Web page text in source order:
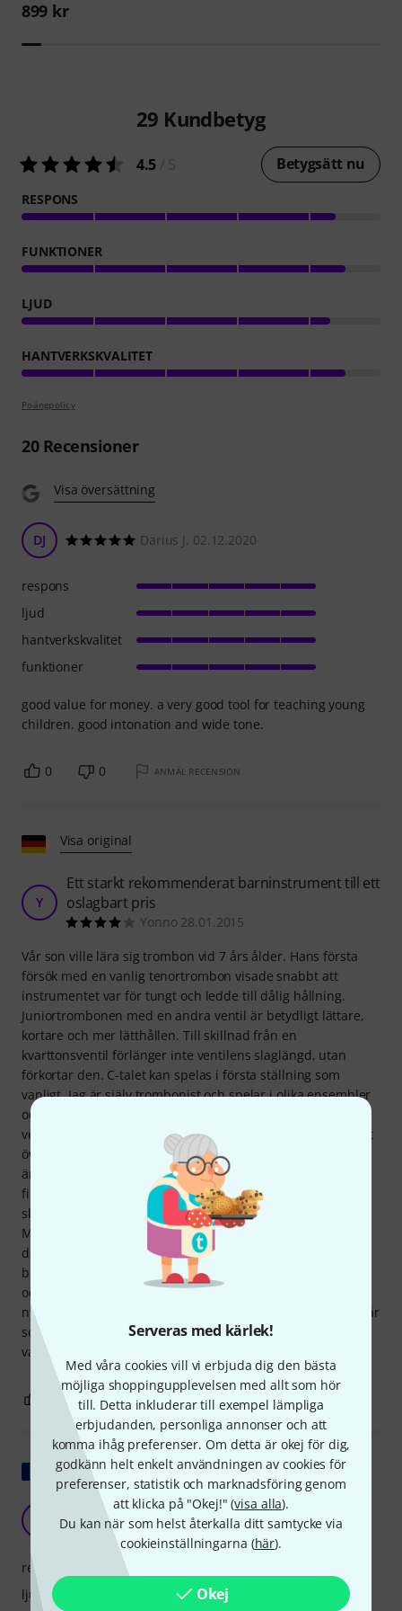
Serveras med kärlek!
Med våra cookies vill vi erbjuda dig den bästa
möjliga shoppingupplevelsen med allt som hör
till. Detta inkluderar till exempel lämpliga
erbjudanden, personliga annonser och att
komma ihåg preferenser. Om detta är okej för dig,
godkänn helt enkelt användningen av cookies för
preferenser, statistik och marknadsföring genom
att klicka på "Okej!" (visa alla).
Du kan när som helst återkalla ditt samtycke via
cookieinställningarna (här).
Okej
899 kr
29 Kundbetyg
4.5 Betygsätt nu
RESPONS
FUNKTIONER
LJUD
HANTVERKSKVALITET
Poängpolicy
20Recensioner
Visa översättning
DJ Darius J. 02.12.2020
good value for money. a very good tool for teaching young
children. good intonation and wide tone.
respons
ljud
hantverkskvalitet
funktioner
0 0 ANMÄL RECENSION
Visa original
Y
Ett starkt rekommenderat barninstrument till ett
oslagbart pris
Yonno 28.01.2015
Vår son ville lära sig trombon vid 7 års ålder. Hans första
försök med en vanlig tenortrombon visade snabbt att
instrumentet var för tungt och ledde till dålig hållning.
Juniortrombonen med en andra ventil är betydligt lättare,
kortare och mer lätthållen. Till skillnad från en
kvarttonsventil förlänger inte ventilens slaglängd, utan
förkortar den. C-talet kan spelas i första ställning som
vanligt. Jag är själv trombonist och spelar i olika ensembler
och ett storband. Jag är inte förtjust i att börja på en
ventiltrombon eller alttrombon på grund av svårigheten att
övergå till en vanlig trombon. Med andra ventiltrombonen
är omkopplaren inga problem. När det gäller kvaliteten:
finishen är fin, såvitt man kan bedöma efter tre månader;
sliden är lite repig och behöver regelbunden smörjning.
Med tanke på priset tycker jag att den är acceptabel (men
den får bara tre stjärnor). Trombonen har en ganska smal
borrning, intonationen är bra, ljudet är vackert och ljust,
och den är inte på något sätt sämre än andra
nybörjarinstrument. För oss var köpet en succé eftersom vår
son fortfarande tycker om att spela instrumentet nästan
varje dag, även efter de första månaderna.
2 ANMÄL RECENSION
Visa original
uppåtgående ventilgem
Joel9060 12.10.2017
respons
ljud